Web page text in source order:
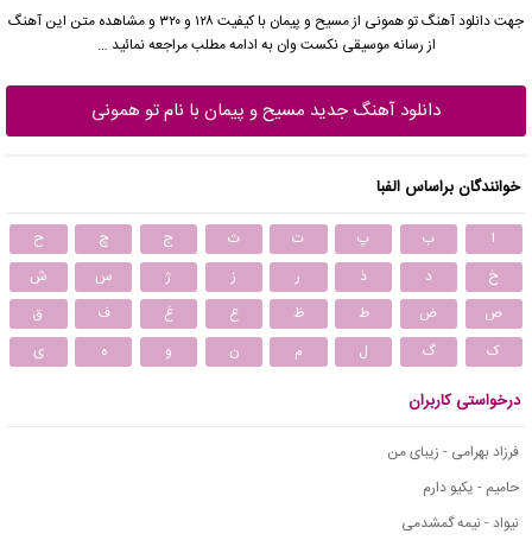
جهت دانلود آهنگ تو همونی ازمسیح و پیمان
با کیفیت ۱۲۸ و ۳۲۰ و مشاهده متن این آهنگ
از رسانه موسیقی نکست وان به ادامه مطلب مراجعه نمائید …
دانلود آهنگ جدید مسیح و پیمان با نام تو همونی
خوانندگان براساس الفبا
ا ب پ ت ث ج چ
ح
خ
د ذ ر ز ژ س
ش
ص
ض ط ظ ع غ ف
ق
ک
گ ل م ن و ه ی
درخواستی کاربران
فرزاد بهرامی - زیبای من
حامیم - یکیو دارم
نیواد - نیمه گمشدمی